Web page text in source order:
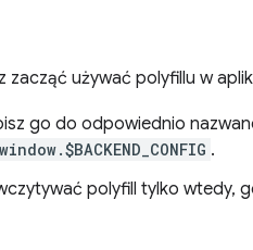
używać polyfillu w
go do odpowiednio
window.$BACKEND_CONFIG .
polyfill tylko wtedy,